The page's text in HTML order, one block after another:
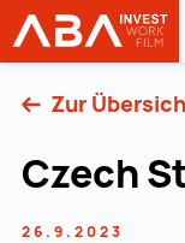
Startseite | INVEST
Zur
Czech
26.9.2023